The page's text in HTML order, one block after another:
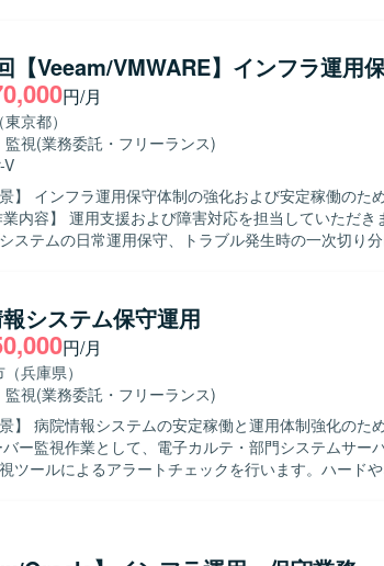
ざいます。また、保守・修繕作業の状況に応じて、別
求める人物像】 コミュニケーションを取りながら円滑に調整業
いただける方を求めています。モバイルアプリやサー
状況変化にも柔軟に対応いただける方ですと望ましいです。 【ポジ
イルアプリとサーバー処理双方の運用保守に関わるこ
く身につけることができます。長期的な参画を通じて
ルもあわせて習得・強化していただける環境です。 【開発環境】 スマートフォン
よび関連サーバー処理の運用保守環境での作業となり
ンド、SQLiteなどを用いた環境が想定されます。
【Veeam/VMWARE】インフラ運用
円/月
京都）
監視(業務委託・フリーランス)
V
景】 インフラ運用保守体制の強化および安定稼働のた
ステムの日常運用保守、トラブル発生時の一次切り
めております。障害発生時にも落ち着いて状況整理
ミュニケーションを取りながら復旧対応を進められる方を
力】 バックアップシステム運用に深く関わりながら
仮想環境などインフラ全般の運用保守経験を広く積
連携などを通じて、ドキュメント作成力や調整力も身に
Veeamを用いたバックアップシステムおよびVMware
ラ基盤環境となります。
システム保守運用
円/月
兵庫県）
監視(業務委託・フリーランス)
】 病院情報システムの安定稼働と運用体制強化のための募
ー監視作業として、電子カルテ・部門システムサー
ツールによるアラートチェックを行います。ハード
機器故障時の確認・修理依頼、簡易修理、予備機管理
ムによるデバイスのポリシー管理、院内端末および